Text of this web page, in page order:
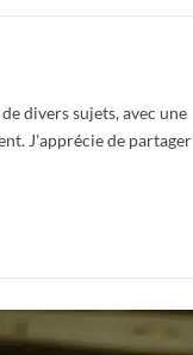
divers sujets, avec une
J'apprécie de partager